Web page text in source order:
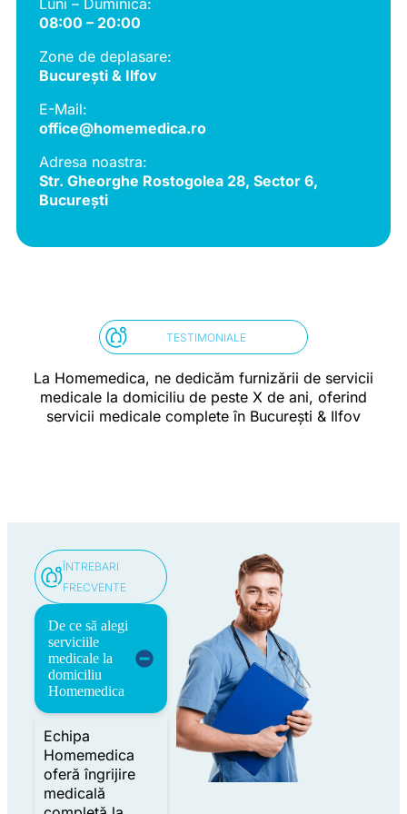
Luni – Duminică:
08:00 – 20:00
Zone de deplasare:
București & Ilfov
E-Mail:
office@homemedica.ro
Adresa noastra:
Str. Gheorghe Rostogolea 28, Sector 6,
București
TESTIMONIALE
La Homemedica, ne dedicăm furnizării de servicii
medicale la domiciliu de peste X de ani, oferind
servicii medicale complete în București & Ilfov
ÎNTREBARI
FRECVENTE
De ce să alegi
serviciile
medicale la
domiciliu
Homemedica
Echipa
Homemedica
oferă îngrijire
medicală